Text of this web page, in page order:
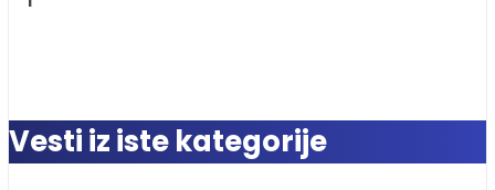
Vesti iz iste kategorije